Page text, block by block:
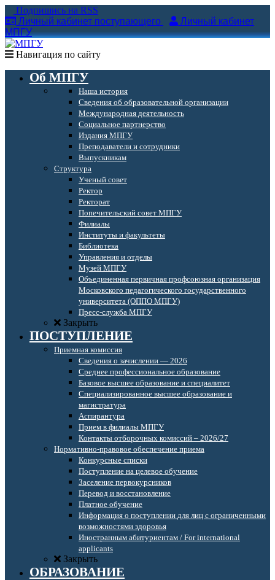
Подпишись на RSS
Личный кабинет поступающего
Личный кабинет
МПГУ
Навигация по сайту
Об МПГУ
Наша история
Сведения об образовательной организации
Международная деятельность
Социальное партнерство
Издания МПГУ
Преподаватели и сотрудники
Выпускникам
Структура
Ученый совет
Ректор
Ректорат
Попечительский совет МПГУ
Филиалы
Институты и факультеты
Библиотека
Управления и отделы
Музей МПГУ
Объединенная первичная профсоюзная организация
Московского педагогического государственного
университета (ОППО МПГУ)
Пресс-служба МПГУ
Закрыть
ПОСТУПЛЕНИЕ
Приемная комиссия
Сведения о зачислении — 2026
Среднее профессиональное образование
Базовое высшее образование и специалитет
Специализированное высшее образование и
магистратура
Аспирантура
Прием в филиалы МПГУ
Контакты отборочных комиссий – 2026/27
Нормативно-правовое обеспечение приема
Конкурсные списки
Поступление на целевое обучение
Заселение первокурсников
Перевод и восстановление
Платное обучение
Информация о поступлении для лиц с ограниченными
возможностями здоровья
Иностранным абитуриентам / For international
applicants
Закрыть
ОБРАЗОВАНИЕ